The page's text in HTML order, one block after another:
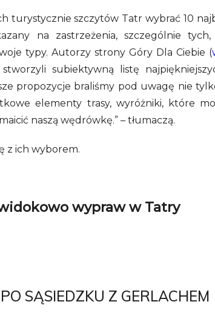
turystycznie szczytów Tatr wybrać 10
na zastrzeżenia, szczególnie
typy. Autorzy strony Góry Dla Ciebie (
subiektywną listę
propozycje braliśmy pod uwagę nie
elementy trasy, wyróżniki, które
naszą wędrówkę.” – tłumaczą.
z ich wyborem.
wypraw w Tatry
SĄSIEDZKU Z GERLACHEM